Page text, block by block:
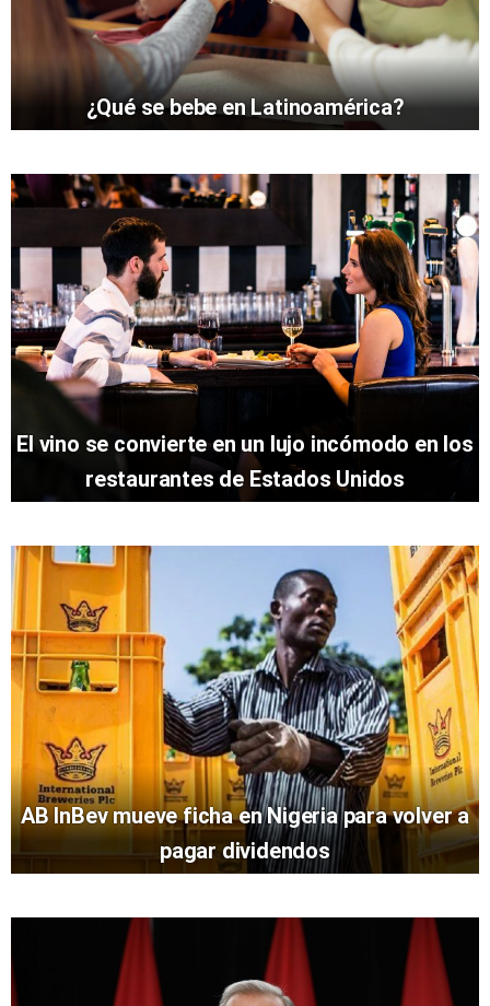
¿Qué se bebe en Latinoamérica?
El vino se convierte en un lujo incómodo en los
restaurantes de Estados Unidos
AB InBev mueve ficha en Nigeria para volver a
pagar dividendos